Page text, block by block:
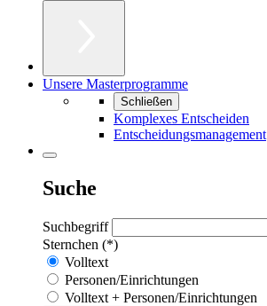
Unsere Masterprogramme
Schließen
Komplexes Entscheiden
Entscheidungsmanagement
Suche
Suchbegriff
Sternchen (*)
Volltext
Personen/Einrichtungen
Volltext + Personen/Einrichtungen